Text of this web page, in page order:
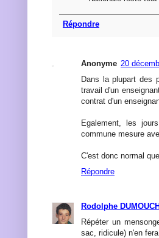
Répondre
Anonyme 20
Dans la plupart des
travail d'un
contrat d'un
Egalement, les
commune mesure
C'est donc normal
Répondre
Rodolphe
Répéter un
sac, ridicule) n'en